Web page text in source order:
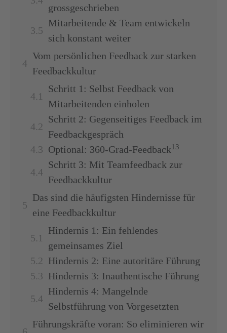
grossgeschrieben
Mitarbeitende & Team entwickeln
sich konstant weiter
Vom persönlichen Feedback zur starken
Feedbackkultur
Schritt 1: Selbst Feedback von
Mitarbeitenden einholen
Schritt 2: Gegenseitiges Feedback im
Feedbackgespräch
Optional: 360-Grad-Feedback13
Schritt 3: Mit Teamfeedback zur
Feedbackkultur
Das sind die häufigsten Hindernisse für
eine Feedbackkultur
Hindernis 1: Ein fehlendes
gemeinsames Ziel
Hindernis 2: Eine autoritäre Führung
Hindernis 3: Inauthentische Führung
Hindernis 4: Mangelnde
Selbstführung von Vorgesetzten
Führungskräfte voran: So eliminieren wir